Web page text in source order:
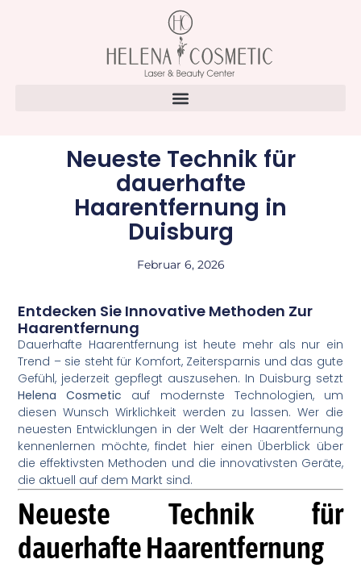
Neueste Technik für
dauerhafte
Haarentfernung in
Duisburg
Februar 6, 2026
Entdecken Sie Innovative Methoden Zur
Haarentfernung
Dauerhafte Haarentfernung ist heute mehr als nur ein
Trend – sie steht für Komfort, Zeitersparnis und das gute
Gefühl, jederzeit gepflegt auszusehen. In Duisburg setzt
Helena Cosmetic auf modernste Technologien, um
diesen Wunsch Wirklichkeit werden zu lassen. Wer die
neuesten Entwicklungen in der Welt der Haarentfernung
kennenlernen möchte, findet hier einen Überblick über
die effektivsten Methoden und die innovativsten Geräte,
die aktuell auf dem Markt sind.
Neueste Technik für
dauerhafte Haarentfernung